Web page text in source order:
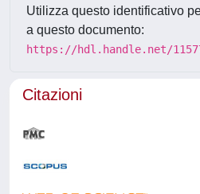
Utilizza questo identificativo
a questo documento:
https://hdl.handle.net/
Citazioni